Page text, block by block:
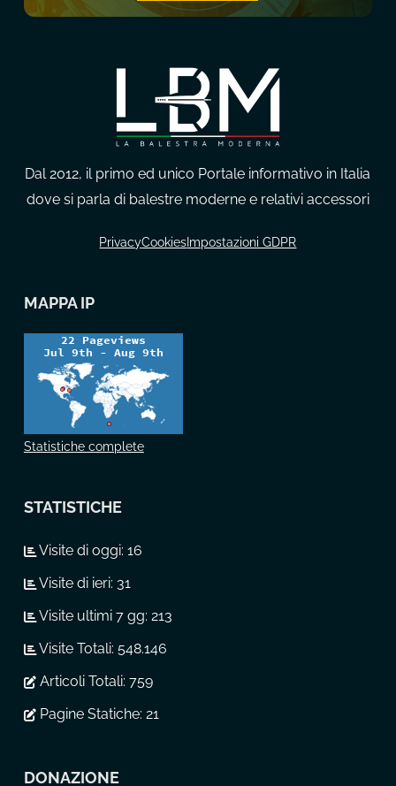
Dal 2012, il primo ed unico Portale informativo in Italia
dove si parla di balestre moderne e relativi accessori
PrivacyCookies Impostazioni GDPR
MAPPA IP
Statistiche complete
STATISTICHE
Visite di oggi: 16
Visite di ieri: 31
Visite ultimi 7 gg: 213
Visite Totali: 548.146
Articoli Totali: 759
Pagine Statiche: 21
DONAZIONE